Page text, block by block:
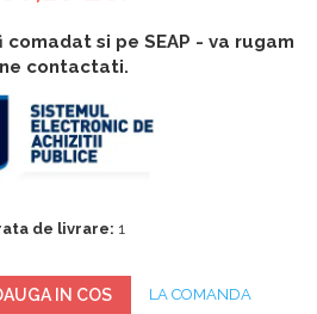
Apei Si
si pe SEAP - va rugam
contactati.
de livrare: 1
IN COS LA COMANDA